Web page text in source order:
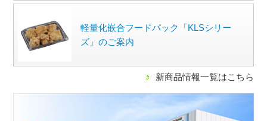
軽量化嵌合フードパック「KLSシリー
ズ」のご案内
新商品情報一覧はこちら